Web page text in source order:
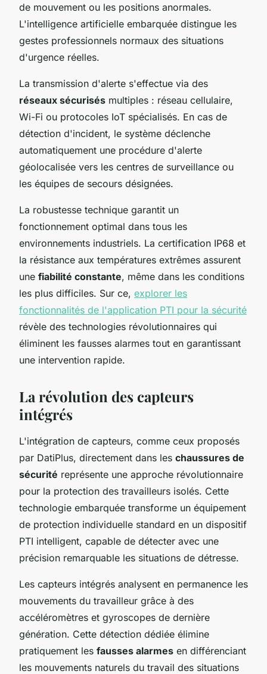
de mouvement ou les positions anormales.
L'intelligence artificielle embarquée distingue les
gestes professionnels normaux des situations
d'urgence réelles.
La transmission d'alerte s'effectue via des
réseaux sécurisés multiples : réseau cellulaire,
Wi-Fi ou protocoles IoT spécialisés. En cas de
détection d'incident, le système déclenche
automatiquement une procédure d'alerte
géolocalisée vers les centres de surveillance ou
les équipes de secours désignées.
La robustesse technique garantit un
fonctionnement optimal dans tous les
environnements industriels. La certification IP68 et
la résistance aux températures extrêmes assurent
une fiabilité constante, même dans les conditions
les plus difficiles. Sur ce, explorer les
fonctionnalités de l'application PTI pour la sécurité
révèle des technologies révolutionnaires qui
éliminent les fausses alarmes tout en garantissant
une intervention rapide.
La révolution des capteurs
intégrés
L'intégration de capteurs, comme ceux proposés
par DatiPlus, directement dans les chaussures de
sécurité représente une approche révolutionnaire
pour la protection des travailleurs isolés. Cette
technologie embarquée transforme un équipement
de protection individuelle standard en un dispositif
PTI intelligent, capable de détecter avec une
précision remarquable les situations de détresse.
Les capteurs intégrés analysent en permanence les
mouvements du travailleur grâce à des
accéléromètres et gyroscopes de dernière
génération. Cette détection dédiée élimine
pratiquement les fausses alarmes en différenciant
les mouvements naturels du travail des situations